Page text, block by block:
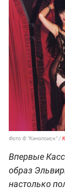
Фото © "Кинопоиск" /
Впервые
образ
настолько